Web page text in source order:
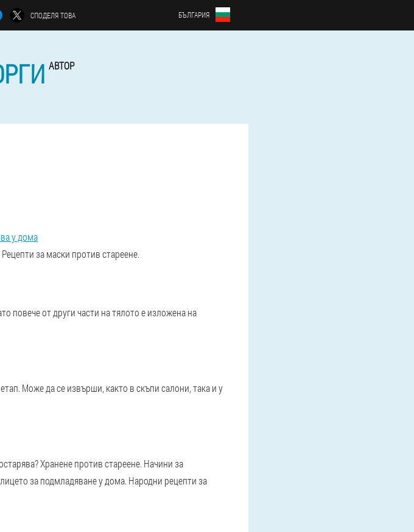
СПОДЕЛЯ ТОВА БЪЛГАРИЯ
АВТОР
у дома
за маски против стареене.
повече от други части на тялото е изложена на
Може да се извърши, както в скъпи салони, така и у
Хранене против стареене. Начини за
за подмладяване у дома. Народни рецепти за